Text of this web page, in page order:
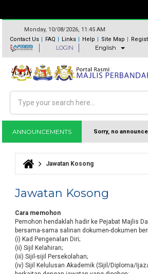
Monday, 10/08/2026, 11:45 AM
Contact Us
FAQ Links Help Site Map
LOGIN English
Search form
Search
ANNOUNCEMENTS Sorry, no
You are here
Jawatan Kosong
Jawatan Kosong
Cara memohon
Pemohon hendaklah hadir ke Pejabat Majlis
bersama-sama salinan dokumen-dokumen
(i) Kad Pengenalan Diri;
(ii) Sijil Kelahiran;
(iii) Sijil-sijil Persekolahan;
(iv) Sijil Kelulusan Akademik (Sijil/Diploma/